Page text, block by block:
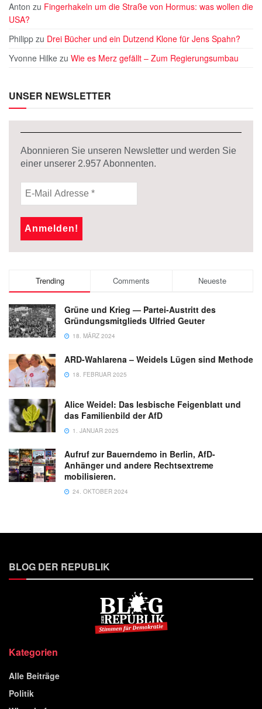
Anton zu Fingerhakeln um die Straße von Hormus: was wollen die
USA?
Philipp zu Drei Bücher und ein Dutzend Klone für Jens Spahn?
Yvonne Hilke zu Wie es Merz gefällt – Zum Regierungsumbau
UNSER NEWSLETTER
Abonnieren Sie unseren Newsletter und werden Sie
einer unserer 2.957 Abonnenten.
Trending Comments Neueste
Grüne und Krieg — Partei-Austritt des
Gründungsmitglieds Ulfried Geuter
18. MÄRZ 2024
ARD-Wahlarena – Weidels Lügen sind Methode
18. FEBRUAR 2025
Alice Weidel: Das lesbische Feigenblatt und
das Familienbild der AfD
1. JANUAR 2025
Aufruf zur Bauerndemo in Berlin, AfD-
Anhänger und andere Rechtsextreme
mobilisieren.
24. OKTOBER 2024
BLOG DER REPUBLIK
Kategorien
Alle Beiträge
Politik